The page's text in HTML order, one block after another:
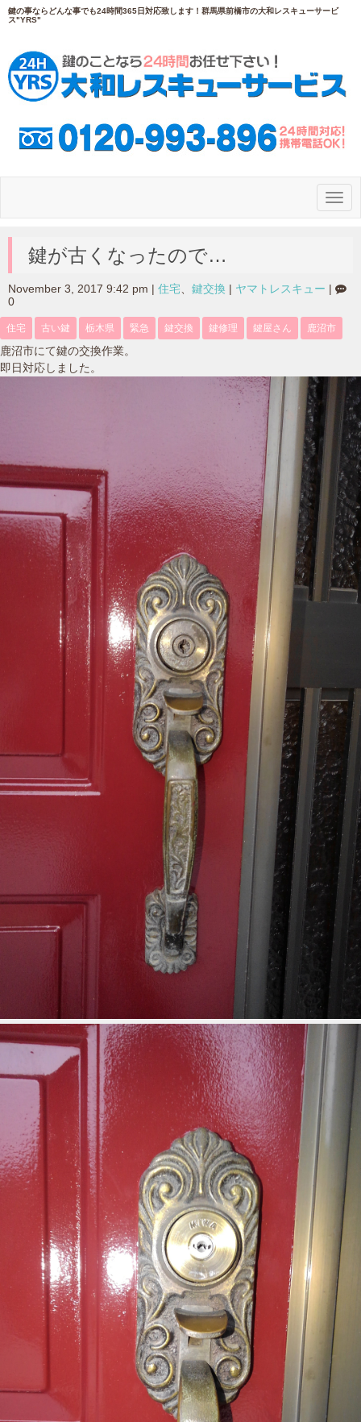
鍵の事ならどんな事でも24時間365日対応致します！群馬県前橋市の大和レスキューサービ
ス"YRS"
N
a
i
鍵が古くなったので…
November 3, 2017 9:42 pm 住宅、 鍵交換 ヤマトレスキュー
0
住宅 古い鍵 栃木県 緊急 鍵交換 鍵修理 鍵屋さん 鹿沼市
鹿沼市にて鍵の交換作業。
即日対応しました。